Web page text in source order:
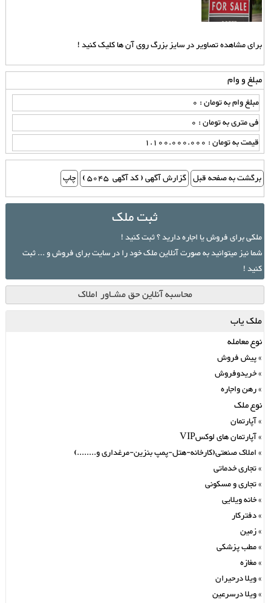
برای مشاهده تصاویر در سایز بزرگ روی آن ها کلیک کنید !
مبلغ و وام
مبلغ وام به تومان : 0
فی متری به تومان : 0
قیمت به تومان : 1.100.000.000
ثبت ملک
ملکی برای فروش یا اجاره دارید ؟ ثبت کنید !
شما نیز میتوانید به صورت آنلاین ملک خود را در سایت برای فروش و ... ثبت
کنید !
محاسبه آنلاین حق مشـاور املاک
ملک یاب
نوع معامله
پیش فروش
خریدوفروش
رهن واجاره
نوع ملک
آپارتمان
آپارتمان های لوکسVIP
املاک صنعتی(کارخانه-هتل-پمپ بنزین-مرغداری و........)
تجاری خدماتی
تجاری و مسکونی
خانه ویلایی
دفترکار
زمین
مطب پزشکی
مغازه
ویلا درحیران
ویلا درسرعین